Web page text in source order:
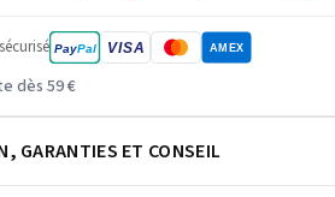
PayPal VISA AMEX
dès 59 €
GARANTIES ET CONSEIL